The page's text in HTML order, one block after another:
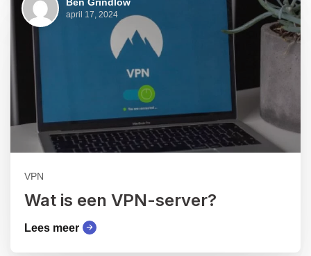
Ben Grindlow
april 17, 2024
VPN
Wat is een VPN-server?
Lees meer